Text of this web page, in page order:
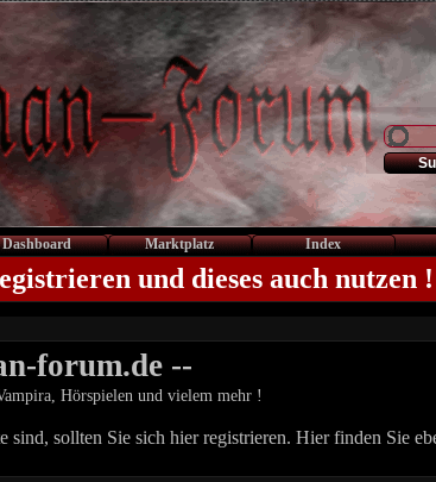
Dashboard Marktplatz Index
und dieses auch nutzen !
forum.de --
Hörspielen und vielem mehr !
sind, sollten Sie sich hier registrieren. Hier finden Sie